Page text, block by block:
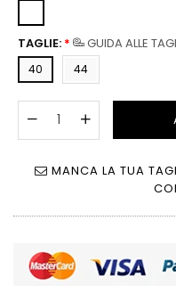
TAGLIE: * GUIDA ALLE
40 44
MANCA LA TUA